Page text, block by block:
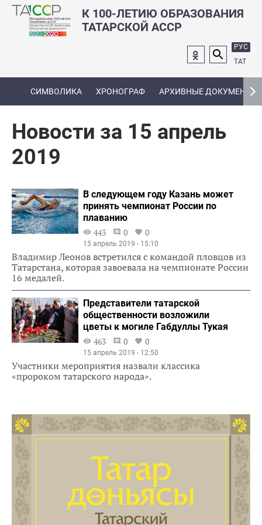
К 100-ЛЕТИЮ ОБРАЗОВАНИЯ
ТАТАРСКОЙ АССР
РУС
ТАТ
СИМВОЛИКА ХРОНОГРАФ АРХИВНЫЕ ДОКУМЕНТЫ
Новости за 15 апрель
2019
В следующем году Казань может
принять чемпионат России по
плаванию
443
0 0
15 апрель 2019 - 15:10
Владимир Леонов встретился с командой пловцов из
Татарстана, которая завоевала на чемпионате России
16 медалей.
Представители татарской
общественности возложили
цветы к могиле Габдуллы Тукая
463
0 0
15 апрель 2019 - 12:50
Участники мероприятия назвали классика
«пророком татарского народа».